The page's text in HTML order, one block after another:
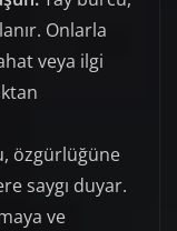
Onlarla
veya ilgi
özgürlüğüne
saygı duyar.
ve